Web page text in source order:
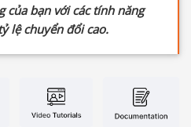
của bạn với các tính năng
lệ chuyển đổi cao.